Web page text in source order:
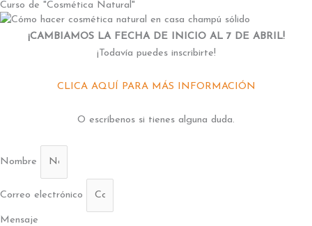
Curso de "Cosmética Natural"
¡CAMBIAMOS LA FECHA DE INICIO AL 7 DE ABRIL!
¡Todavía puedes inscribirte!
CLICA AQUÍ PARA MÁS INFORMACIÓN
O escríbenos si tienes alguna duda.
Nombre
Correo electrónico
Mensaje